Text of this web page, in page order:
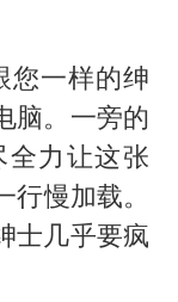
色板块大涨
胜宏科技：股票交易异常波动
秋天的第一杯奶茶到底有多火
U17国足三连胜晋级明日之星半决赛
您一样的绅
脑。一旁的
力让这张
慢加载。
士几乎要疯